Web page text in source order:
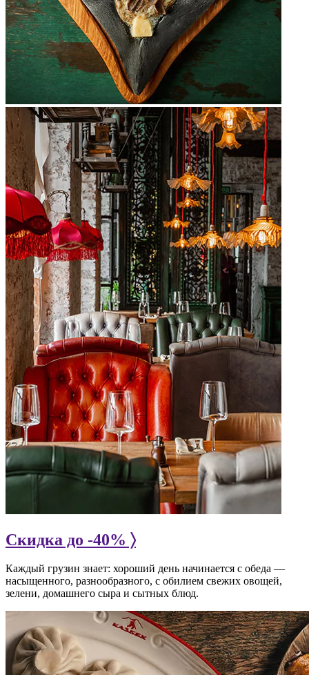
Скидка до -40% 〉
Каждый грузин знает: хороший день начинается с обеда —
насыщенного, разнообразного, с обилием свежих овощей,
зелени, домашнего сыра и сытных блюд.